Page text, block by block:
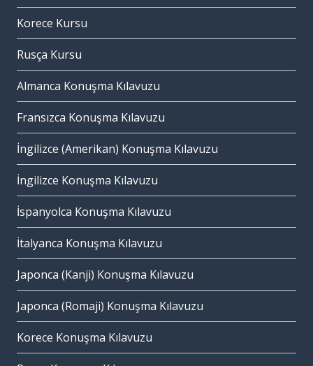
Korece Kursu
Rusça Kursu
Almanca Konuşma Kılavuzu
Fransızca Konuşma Kılavuzu
İngilizce (Amerikan) Konuşma Kılavuzu
İngilizce Konuşma Kılavuzu
İspanyolca Konuşma Kılavuzu
İtalyanca Konuşma Kılavuzu
Japonca (Kanji) Konuşma Kılavuzu
Japonca (Romaji) Konuşma Kılavuzu
Korece Konuşma Kılavuzu